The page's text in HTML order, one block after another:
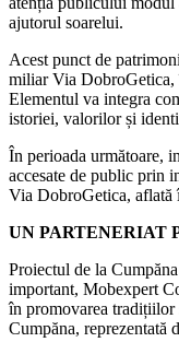
ajutorul soarelui.
Acest punct de
miliar Via DobroGetica,
Elementul va integra
istoriei, valorilor și
În perioada următoare,
accesate de public prin
Via DobroGetica, aflată
UN PARTENERIAT
Proiectul de la
important, Mobexpert
în promovarea
Cumpăna, reprezentată